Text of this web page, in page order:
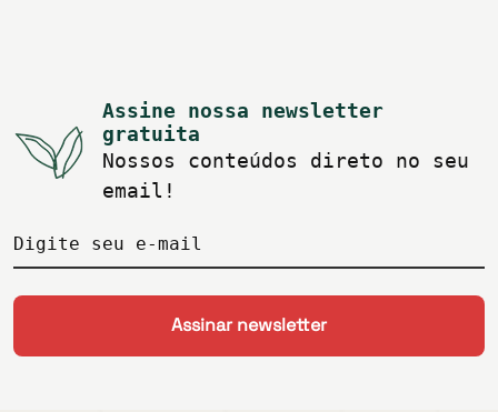
Assine nossa newsletter
gratuita
Nossos conteúdos direto no seu
email!
Digite seu e-mail